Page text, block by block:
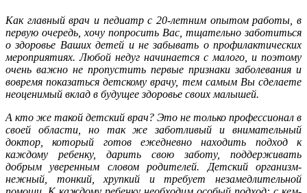
Как главный врач и педиатр с 20-летним опытом работы, в
первую очередь, хочу попросить Вас, тщательно заботиться
о здоровье Ваших детей и не забывать о профилактических
мероприятиях. Любой недуг начинается с малого, и поэтому
очень важно не пропустить первые признаки заболевания и
вовремя показаться детскому врачу, тем самым Вы сделаете
неоценимый вклад в будущее здоровье своих малышей.
А кто же такой детский врач? Это не только профессионал в
своей области, но так же заботливый и внимательный
доктор, который готов ежедневно находить подход к
каждому ребенку, дарить свою заботу, поддерживать
добрым уверенным словом родителей. Детский организм-
нежный, тонкий, хрупкий и требует незамедлительной